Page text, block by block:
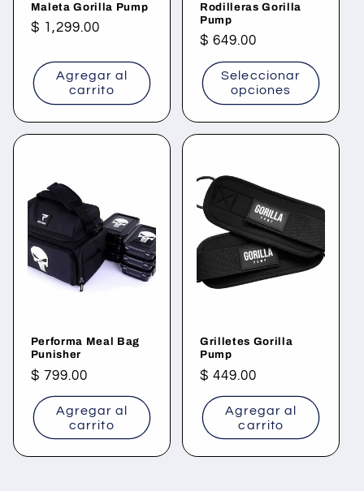
Maleta Gorilla Pump
Precio
$ 1,299.00
Agregar al
carrito
Rodilleras Gorilla
Pump
Precio
habitual
$ 649.00
Seleccionar
opciones
Performa Meal Bag
Punisher
Precio
habitual
$ 799.00
Agregar al
carrito
Grilletes Gorilla
Pump
Precio
habitual
$ 449.00
Agregar al
carrito